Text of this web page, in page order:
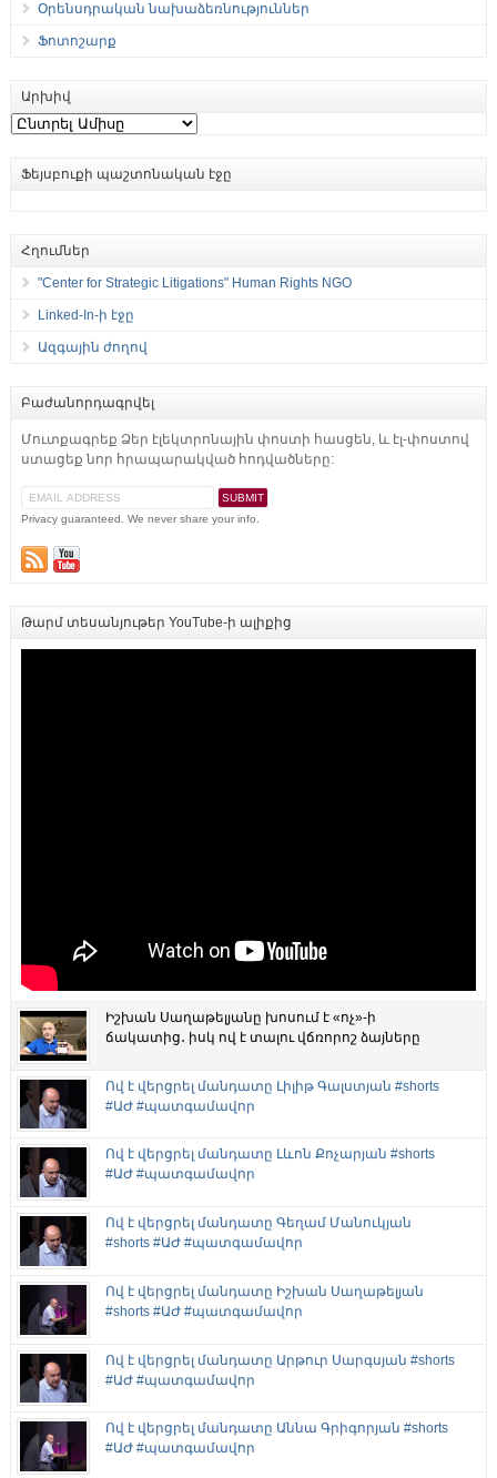
Օրենսդրական նախաձեռնություններ
Ֆոտոշարք
Արխիվ
Արխիվ
Ֆեյսբուքի պաշտոնական էջը
Հղումներ
"Center for Strategic Litigations" Human Rights NGO
Linked-In-ի էջը
Ազգային ժողով
Բաժանորդագրվել
Մուտքագրեք Ձեր էլեկտրոնային փոստի հասցեն, և էլ-փոստով
ստացեք նոր հրապարակված հոդվածները:
Privacy guaranteed. We never share your info.
Թարմ տեսանյութեր YouTube-ի ալիքից
Իշխան Սաղաթելյանը խոսում է «ոչ»-ի
ճակատից․ իսկ ով է տալու վճռորոշ ձայները
Ով է վերցրել մանդատը Լիլիթ Գալստյան #shorts
#ԱԺ #պատգամավոր
Ով է վերցրել մանդատը Լևոն Քոչարյան #shorts
#ԱԺ #պատգամավոր
Ով է վերցրել մանդատը Գեղամ Մանուկյան
#shorts #ԱԺ #պատգամավոր
Ով է վերցրել մանդատը Իշխան Սաղաթելյան
#shorts #ԱԺ #պատգամավոր
Ով է վերցրել մանդատը Արթուր Սարգսյան #shorts
#ԱԺ #պատգամավոր
Ով է վերցրել մանդատը Աննա Գրիգորյան #shorts
#ԱԺ #պատգամավոր